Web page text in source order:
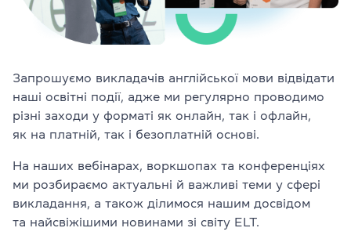
Перевірити свійрівень
Мова сайту RU UK EN
(050) 580 11 00
(063) 580 11 00
(098) 580 11 00
Запрошуємо викладачів англійської мови відвідати
наші освітні події, адже ми регулярно проводимо
різні заходи у форматі як онлайн, так і офлайн,
як на платній, так і безоплатній основі.
На наших вебінарах, воркшопах та конференціях
ми розбираємо актуальні й важливі теми у сфері
викладання, а також ділимося нашим досвідом
та найсвіжішими новинами зі світу ELT.